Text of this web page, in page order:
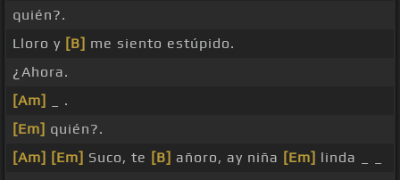
quién?.
Lloro y [B] me siento estúpido.
¿Ahora.
[Am]
_ .
[Em] quién?.
[Am] [Em] Suco, te [B] añoro, ay niña [Em] linda _ _